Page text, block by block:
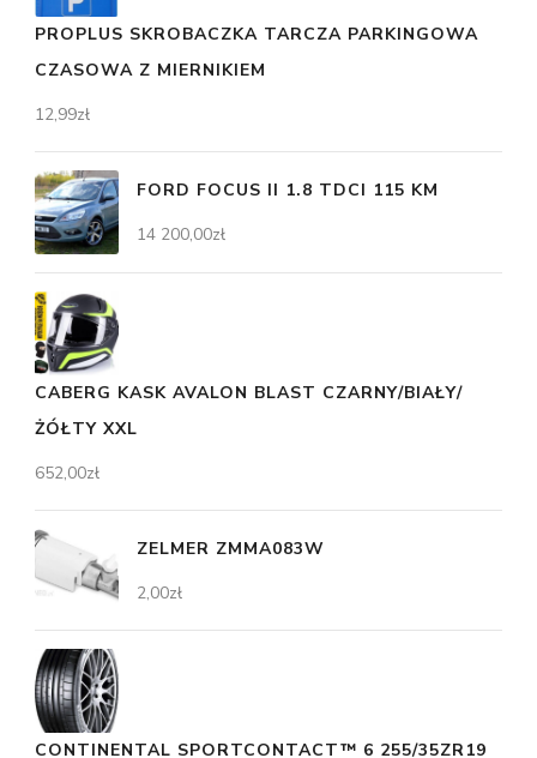
PROPLUS SKROBACZKA TARCZA PARKINGOWA
CZASOWA Z MIERNIKIEM
12,99zł
FORD FOCUS II 1.8 TDCI 115 KM
14 200,00zł
CABERG KASK AVALON BLAST CZARNY/BIAŁY/
ŻÓŁTY XXL
652,00zł
ZELMER ZMMA083W
2,00zł
CONTINENTAL SPORTCONTACT™ 6 255/35ZR19